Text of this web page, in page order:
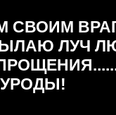
СВОИМ
ЛУЧ